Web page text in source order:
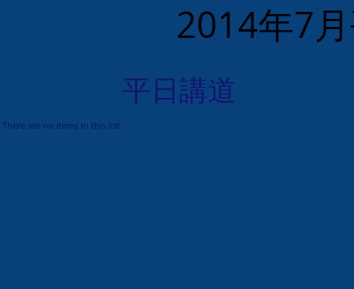
2014年7
平日講道
There are no items in this list